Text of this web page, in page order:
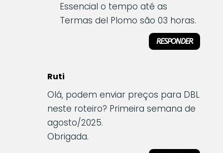
Essencial o tempo até as
Termas del Plomo são 03 horas.
RESPONDER
Ruti
Olá, podem enviar preços para DBL
neste roteiro? Primeira semana de
agosto/2025.
Obrigada.